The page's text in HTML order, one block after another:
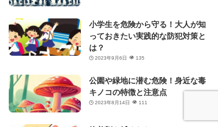
小学生を危険から守る！大人が知
っておきたい実践的な防犯対策と
は？
2023年9月6日 135
公園や緑地に潜む危険！身近な毒
キノコの特徴と注意点
2023年8月14日 111